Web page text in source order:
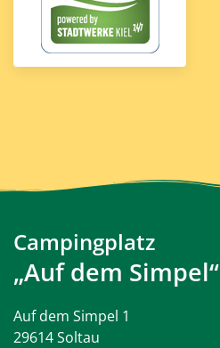
Campingplatz
„Auf dem Simpel“
Auf dem Simpel 1
29614 Soltau